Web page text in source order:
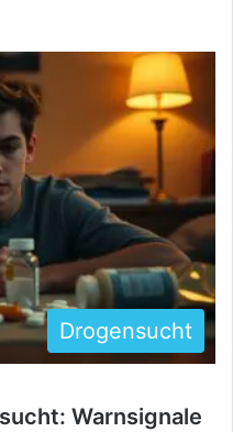
Drogensucht
Warnsignale